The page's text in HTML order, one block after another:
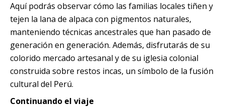
Aquí podrás observar cómo las familias locales tiñen y
tejen la lana de alpaca con pigmentos naturales,
manteniendo técnicas ancestrales que han pasado de
generación en generación. Además, disfrutarás de su
colorido mercado artesanal y de su iglesia colonial
construida sobre restos incas, un símbolo de la fusión
cultural del Perú.
Continuando el viaje